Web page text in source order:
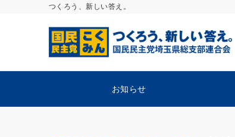
つくろう、新しい答え。
お知らせ